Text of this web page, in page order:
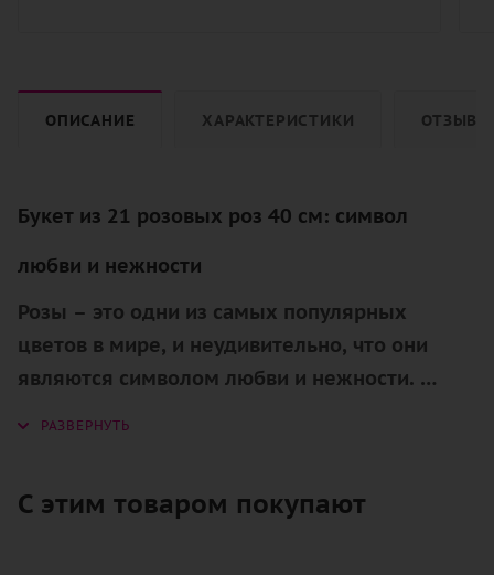
ОПИСАНИЕ ХАРАКТЕРИСТИКИ ОТЗЫВЫ
Букет из 21 розовых роз 40 см: символ
любви и нежности
Розы – это одни из самых популярных
цветов в мире, и неудивительно, что они
являются символом любви и нежности.
С этим товаром покупают